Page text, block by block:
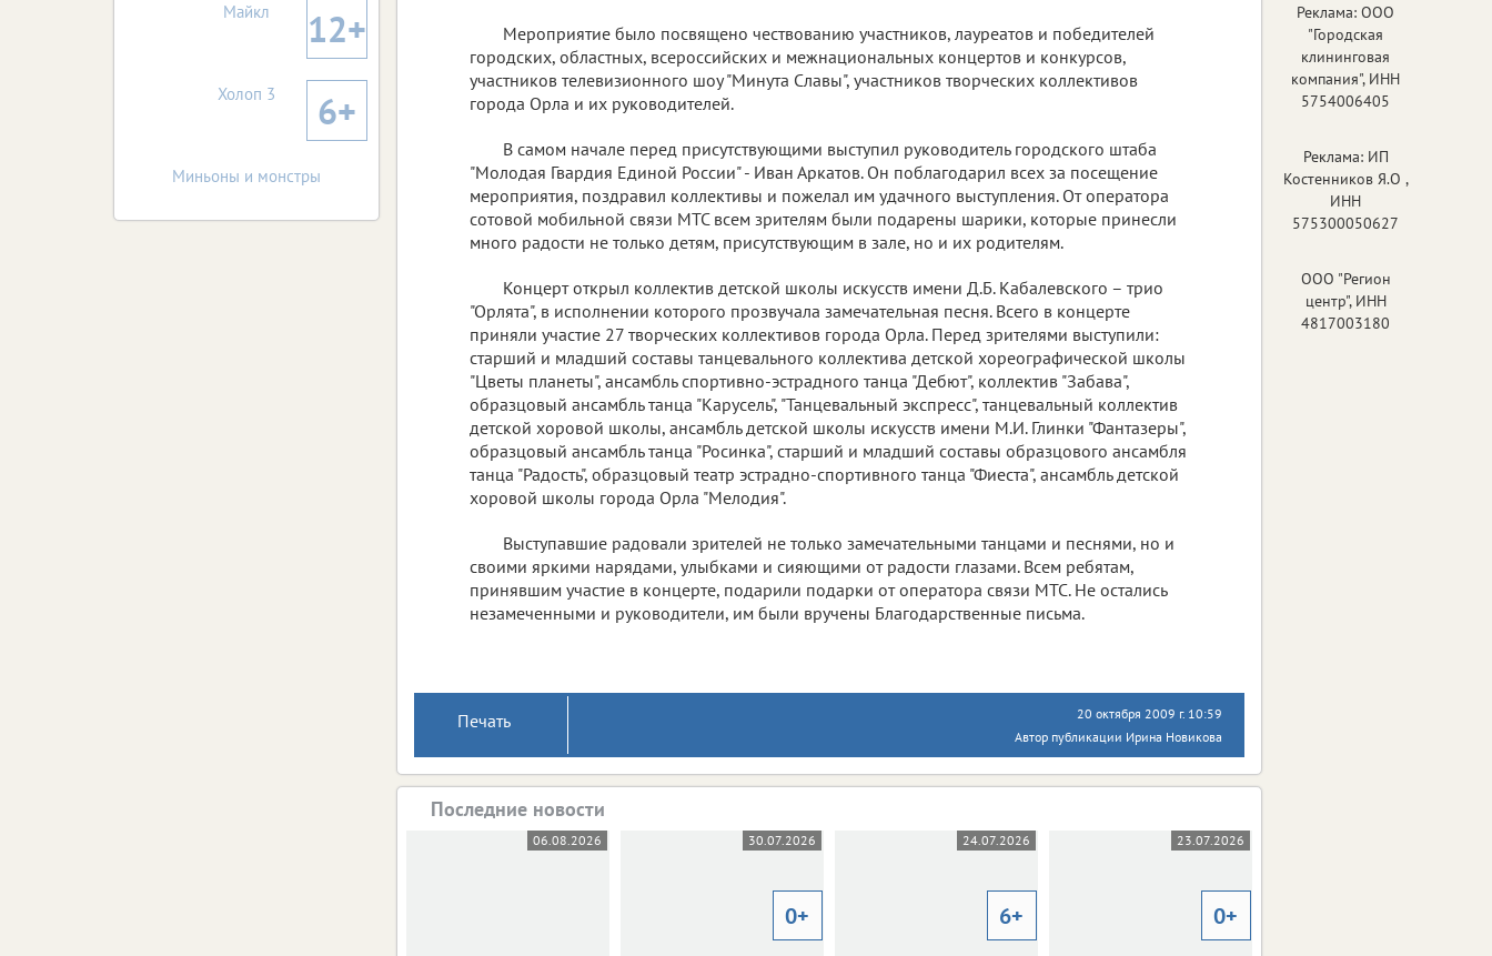
Мероприятие было посвящено чествованию участников, лауреатов и победителей
городских, областных, всероссийских и межнациональных концертов и конкурсов,
участников телевизионного шоу "Минута Славы", участников творческих коллективов
города Орла и их руководителей.
В самом начале перед присутствующими выступил руководитель городского штаба
"Молодая Гвардия Единой России" - Иван Аркатов. Он поблагодарил всех за посещение
мероприятия, поздравил коллективы и пожелал им удачного выступления. От оператора
сотовой мобильной связи МТС всем зрителям были подарены шарики, которые принесли
много радости не только детям, присутствующим в зале, но и их родителям.
Концерт открыл коллектив детской школы искусств имени Д.Б. Кабалевского – трио
"Орлята", в исполнении которого прозвучала замечательная песня. Всего в концерте
приняли участие 27 творческих коллективов города Орла. Перед зрителями выступили:
старший и младший составы танцевального коллектива детской хореографической школы
"Цветы планеты", ансамбль спортивно-эстрадного танца "Дебют", коллектив "Забава",
образцовый ансамбль танца "Карусель", "Танцевальный экспресс", танцевальный коллектив
детской хоровой школы, ансамбль детской школы искусств имени М.И. Глинки "Фантазеры",
образцовый ансамбль танца "Росинка", старший и младший составы образцового ансамбля
танца "Радость", образцовый театр эстрадно-спортивного танца "Фиеста", ансамбль детской
хоровой школы города Орла "Мелодия".
Выступавшие радовали зрителей не только замечательными танцами и песнями, но и
своими яркими нарядами, улыбками и сияющими от радости глазами. Всем ребятам,
принявшим участие в концерте, подарили подарки от оператора связи МТС. Не остались
незамеченными и руководители, им были вручены Благодарственные письма.
Печать
20 октября 2009 г. 10:59
Автор публикации Ирина Новикова
Последние новости
06.08.2026 30.07.2026
0+
24.07.2026
6+
23.07.2026
0+
Майкл 12+
Холоп 3 6+
Миньоны и монстры
Реклама: ООО
"Городская
клининговая
компания", ИНН
5754006405
Реклама: ИП
Костенников Я.О ,
ИНН
575300050627
ООО "Регион
центр", ИНН
4817003180